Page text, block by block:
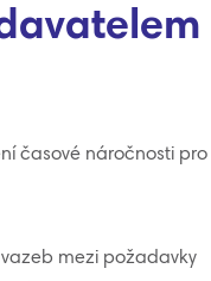
časové náročnosti pro
mezi požadavky